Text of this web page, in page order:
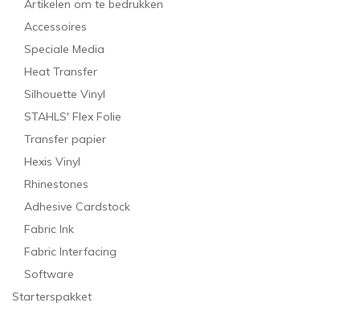
Artikelen om te bedrukken
Accessoires
Speciale Media
Heat Transfer
Silhouette Vinyl
STAHLS' Flex Folie
Transfer papier
Hexis Vinyl
Rhinestones
Adhesive Cardstock
Fabric Ink
Fabric Interfacing
Software
Starterspakket